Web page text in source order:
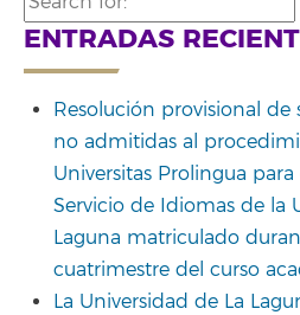
for:
ENTRADAS
Resolución provisional
no admitidas al
Universitas Prolingua
Servicio de Idiomas de la
Laguna matriculado
cuatrimestre del curso
La Universidad de La